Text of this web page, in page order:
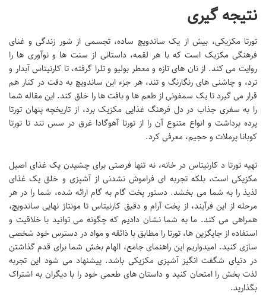
نتیجه گیری
تورتا مکزیکی، بیش از یک ساندویچ ساده، تجسمی از شور زندگی و غنای
فرهنگی مکزیک است که با هر لقمه، داستانی از سنت ها و نوآوری ها را
روایت می کند. از نان های تازه و معطر بولیو و تلرا گرفته، تا کارنیتاس آبدار و
ترد، و چاشنی های رنگارنگ و تند، هر جزء این ساندویچ به دقت در کنار هم
قرار می گیرد تا یک سمفونی از طعم ها و بافت ها را خلق کند. این مقاله شما
را به سفری جذاب در دل فرهنگ غذایی مکزیک برد، از تاریخچه پنهان تورتا
پرده برداشت و انواع متنوع آن را از تورتا آهوگادا غرق در سس تند تا تورتا
کوبانا پرملات و حجیم، معرفی کرد.
تهیه تورتا د کارنیتاس در خانه، نه تنها فرصتی برای چشیدن یک غذای اصیل
مکزیکی است، بلکه تجربه ای فراموش نشدنی از آشپزی و خلق یک غذای
لذیذ را به شما می بخشد. دستور پخت گام به گام ارائه شده، شما را در هر
مرحله از این فرآیند، از پخت آرام و دقیق کارنیتاس تا مونتاژ نهایی ساندویچ،
همراهی می کند. ما به شما نشان دادیم که چگونه می توانید با خلاقیت و
استفاده از جایگزین ها، تورتا را مطابق با ذائقه و مواد در دسترس خود شخصی
سازی کنید. امیدواریم این راهنمای جامع، الهام بخش شما برای قدم گذاشتن
در دنیای شگفت انگیز آشپزی مکزیکی باشد. پیشنهاد می شود این تجربه
لذت بخش را امتحان کنید و داستان های طعمی خود را با دیگران به اشتراک
بگذارید.